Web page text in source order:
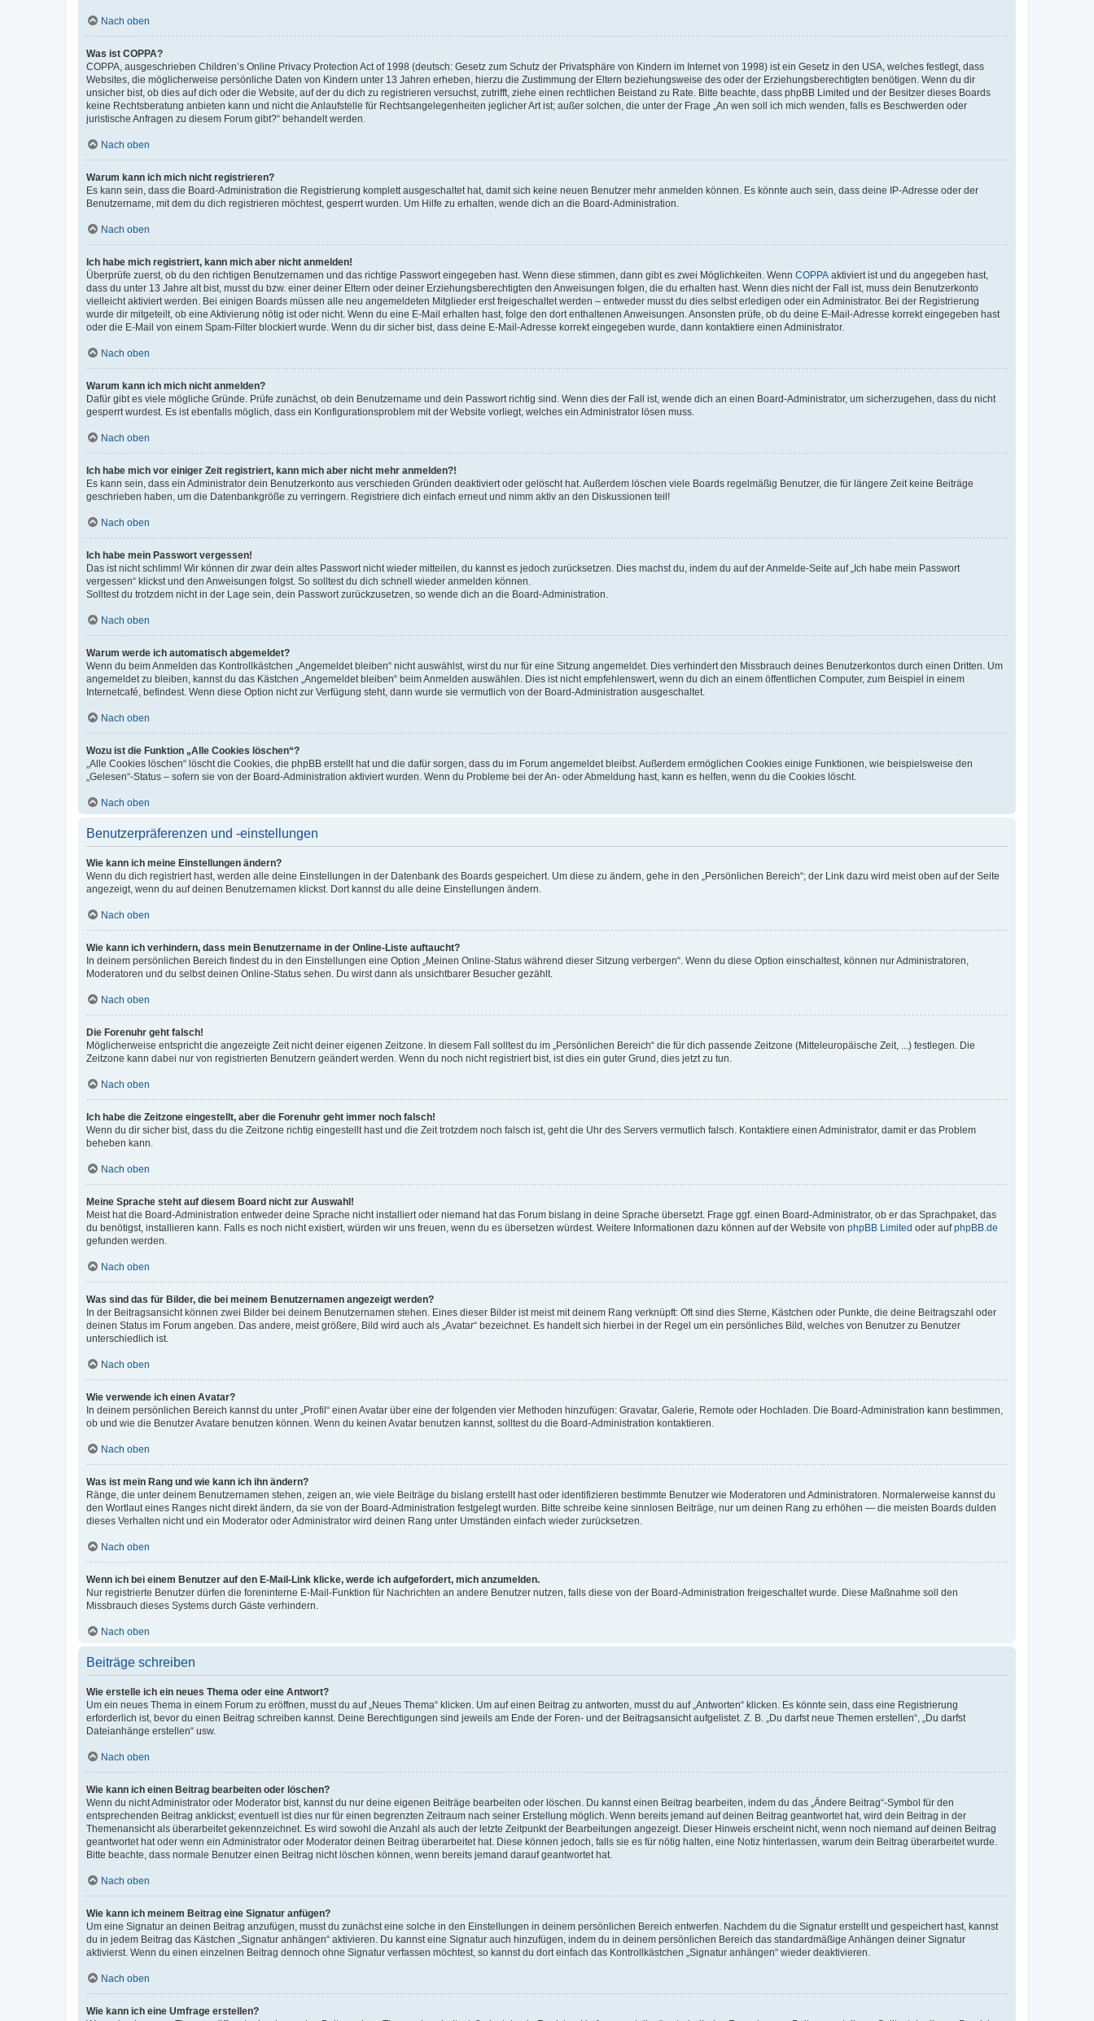
Nach oben
Was ist COPPA?
COPPA, ausgeschrieben Children’s Online Privacy Protection Act of 1998 (deutsch: Gesetz zum Schutz der Privatsphäre von Kindern im Internet von 1998) ist ein Gesetz in den USA, welches festlegt, dass
Websites, die möglicherweise persönliche Daten von Kindern unter 13 Jahren erheben, hierzu die Zustimmung der Eltern beziehungsweise des oder der Erziehungsberechtigten benötigen. Wenn du dir
unsicher bist, ob dies auf dich oder die Website, auf der du dich zu registrieren versuchst, zutrifft, ziehe einen rechtlichen Beistand zu Rate. Bitte beachte, dass phpBB Limited und der Besitzer dieses Boards
keine Rechtsberatung anbieten kann und nicht die Anlaufstelle für Rechtsangelegenheiten jeglicher Art ist; außer solchen, die unter der Frage „An wen soll ich mich wenden, falls es Beschwerden oder
juristische Anfragen zu diesem Forum gibt?“ behandelt werden.
Nach oben
Warum kann ich mich nicht registrieren?
Es kann sein, dass die Board-Administration die Registrierung komplett ausgeschaltet hat, damit sich keine neuen Benutzer mehr anmelden können. Es könnte auch sein, dass deine IP-Adresse oder der
Benutzername, mit dem du dich registrieren möchtest, gesperrt wurden. Um Hilfe zu erhalten, wende dich an die Board-Administration.
Nach oben
Ich habe mich registriert, kann mich aber nicht anmelden!
Überprüfe zuerst, ob du den richtigen Benutzernamen und das richtige Passwort eingegeben hast. Wenn diese stimmen, dann gibt es zwei Möglichkeiten. Wenn COPPA aktiviert ist und du angegeben hast,
dass du unter 13 Jahre alt bist, musst du bzw. einer deiner Eltern oder deiner Erziehungsberechtigten den Anweisungen folgen, die du erhalten hast. Wenn dies nicht der Fall ist, muss dein Benutzerkonto
vielleicht aktiviert werden. Bei einigen Boards müssen alle neu angemeldeten Mitglieder erst freigeschaltet werden – entweder musst du dies selbst erledigen oder ein Administrator. Bei der Registrierung
wurde dir mitgeteilt, ob eine Aktivierung nötig ist oder nicht. Wenn du eine E-Mail erhalten hast, folge den dort enthaltenen Anweisungen. Ansonsten prüfe, ob du deine E-Mail-Adresse korrekt eingegeben hast
oder die E-Mail von einem Spam-Filter blockiert wurde. Wenn du dir sicher bist, dass deine E-Mail-Adresse korrekt eingegeben wurde, dann kontaktiere einen Administrator.
Nach oben
Warum kann ich mich nicht anmelden?
Dafür gibt es viele mögliche Gründe. Prüfe zunächst, ob dein Benutzername und dein Passwort richtig sind. Wenn dies der Fall ist, wende dich an einen Board-Administrator, um sicherzugehen, dass du nicht
gesperrt wurdest. Es ist ebenfalls möglich, dass ein Konfigurationsproblem mit der Website vorliegt, welches ein Administrator lösen muss.
Nach oben
Ich habe mich vor einiger Zeit registriert, kann mich aber nicht mehr anmelden?!
Es kann sein, dass ein Administrator dein Benutzerkonto aus verschieden Gründen deaktiviert oder gelöscht hat. Außerdem löschen viele Boards regelmäßig Benutzer, die für längere Zeit keine Beiträge
geschrieben haben, um die Datenbankgröße zu verringern. Registriere dich einfach erneut und nimm aktiv an den Diskussionen teil!
Nach oben
Ich habe mein Passwort vergessen!
Das ist nicht schlimm! Wir können dir zwar dein altes Passwort nicht wieder mitteilen, du kannst es jedoch zurücksetzen. Dies machst du, indem du auf der Anmelde-Seite auf „Ich habe mein Passwort
vergessen“ klickst und den Anweisungen folgst. So solltest du dich schnell wieder anmelden können.
Solltest du trotzdem nicht in der Lage sein, dein Passwort zurückzusetzen, so wende dich an die Board-Administration.
Nach oben
Warum werde ich automatisch abgemeldet?
Wenn du beim Anmelden das Kontrollkästchen „Angemeldet bleiben“ nicht auswählst, wirst du nur für eine Sitzung angemeldet. Dies verhindert den Missbrauch deines Benutzerkontos durch einen Dritten. Um
angemeldet zu bleiben, kannst du das Kästchen „Angemeldet bleiben“ beim Anmelden auswählen. Dies ist nicht empfehlenswert, wenn du dich an einem öffentlichen Computer, zum Beispiel in einem
Internetcafé, befindest. Wenn diese Option nicht zur Verfügung steht, dann wurde sie vermutlich von der Board-Administration ausgeschaltet.
Nach oben
Wozu ist die Funktion „Alle Cookies löschen“?
„Alle Cookies löschen“ löscht die Cookies, die phpBB erstellt hat und die dafür sorgen, dass du im Forum angemeldet bleibst. Außerdem ermöglichen Cookies einige Funktionen, wie beispielsweise den
„Gelesen“-Status – sofern sie von der Board-Administration aktiviert wurden. Wenn du Probleme bei der An- oder Abmeldung hast, kann es helfen, wenn du die Cookies löscht.
Nach oben
Benutzerpräferenzen und -einstellungen
Wie kann ich meine Einstellungen ändern?
Wenn du dich registriert hast, werden alle deine Einstellungen in der Datenbank des Boards gespeichert. Um diese zu ändern, gehe in den „Persönlichen Bereich“; der Link dazu wird meist oben auf der Seite
angezeigt, wenn du auf deinen Benutzernamen klickst. Dort kannst du alle deine Einstellungen ändern.
Nach oben
Wie kann ich verhindern, dass mein Benutzername in der Online-Liste auftaucht?
In deinem persönlichen Bereich findest du in den Einstellungen eine Option „Meinen Online-Status während dieser Sitzung verbergen“. Wenn du diese Option einschaltest, können nur Administratoren,
Moderatoren und du selbst deinen Online-Status sehen. Du wirst dann als unsichtbarer Besucher gezählt.
Nach oben
Die Forenuhr geht falsch!
Möglicherweise entspricht die angezeigte Zeit nicht deiner eigenen Zeitzone. In diesem Fall solltest du im „Persönlichen Bereich“ die für dich passende Zeitzone (Mitteleuropäische Zeit, ...) festlegen. Die
Zeitzone kann dabei nur von registrierten Benutzern geändert werden. Wenn du noch nicht registriert bist, ist dies ein guter Grund, dies jetzt zu tun.
Nach oben
Ich habe die Zeitzone eingestellt, aber die Forenuhr geht immer noch falsch!
Wenn du dir sicher bist, dass du die Zeitzone richtig eingestellt hast und die Zeit trotzdem noch falsch ist, geht die Uhr des Servers vermutlich falsch. Kontaktiere einen Administrator, damit er das Problem
beheben kann.
Nach oben
Meine Sprache steht auf diesem Board nicht zur Auswahl!
Meist hat die Board-Administration entweder deine Sprache nicht installiert oder niemand hat das Forum bislang in deine Sprache übersetzt. Frage ggf. einen Board-Administrator, ob er das Sprachpaket, das
du benötigst, installieren kann. Falls es noch nicht existiert, würden wir uns freuen, wenn du es übersetzen würdest. Weitere Informationen dazu können auf der Website von phpBB Limited oder aufphpBB.de
gefunden werden.
Nach oben
Was sind das für Bilder, die bei meinem Benutzernamen angezeigt werden?
In der Beitragsansicht können zwei Bilder bei deinem Benutzernamen stehen. Eines dieser Bilder ist meist mit deinem Rang verknüpft: Oft sind dies Sterne, Kästchen oder Punkte, die deine Beitragszahl oder
deinen Status im Forum angeben. Das andere, meist größere, Bild wird auch als „Avatar“ bezeichnet. Es handelt sich hierbei in der Regel um ein persönliches Bild, welches von Benutzer zu Benutzer
unterschiedlich ist.
Nach oben
Wie verwende ich einen Avatar?
In deinem persönlichen Bereich kannst du unter „Profil“ einen Avatar über eine der folgenden vier Methoden hinzufügen: Gravatar, Galerie, Remote oder Hochladen. Die Board-Administration kann bestimmen,
ob und wie die Benutzer Avatare benutzen können. Wenn du keinen Avatar benutzen kannst, solltest du die Board-Administration kontaktieren.
Nach oben
Was ist mein Rang und wie kann ich ihn ändern?
Ränge, die unter deinem Benutzernamen stehen, zeigen an, wie viele Beiträge du bislang erstellt hast oder identifizieren bestimmte Benutzer wie Moderatoren und Administratoren. Normalerweise kannst du
den Wortlaut eines Ranges nicht direkt ändern, da sie von der Board-Administration festgelegt wurden. Bitte schreibe keine sinnlosen Beiträge, nur um deinen Rang zu erhöhen — die meisten Boards dulden
dieses Verhalten nicht und ein Moderator oder Administrator wird deinen Rang unter Umständen einfach wieder zurücksetzen.
Nach oben
Wenn ich bei einem Benutzer auf den E-Mail-Link klicke, werde ich aufgefordert, mich anzumelden.
Nur registrierte Benutzer dürfen die foreninterne E-Mail-Funktion für Nachrichten an andere Benutzer nutzen, falls diese von der Board-Administration freigeschaltet wurde. Diese Maßnahme soll den
Missbrauch dieses Systems durch Gäste verhindern.
Nach oben
Beiträge schreiben
Wie erstelle ich ein neues Thema oder eine Antwort?
Um ein neues Thema in einem Forum zu eröffnen, musst du auf „Neues Thema“ klicken. Um auf einen Beitrag zu antworten, musst du auf „Antworten“ klicken. Es könnte sein, dass eine Registrierung
erforderlich ist, bevor du einen Beitrag schreiben kannst. Deine Berechtigungen sind jeweils am Ende der Foren- und der Beitragsansicht aufgelistet. Z. B. „Du darfst neue Themen erstellen“, „Du darfst
Dateianhänge erstellen“ usw.
Nach oben
Wie kann ich einen Beitrag bearbeiten oder löschen?
Wenn du nicht Administrator oder Moderator bist, kannst du nur deine eigenen Beiträge bearbeiten oder löschen. Du kannst einen Beitrag bearbeiten, indem du das „Ändere Beitrag“-Symbol für den
entsprechenden Beitrag anklickst; eventuell ist dies nur für einen begrenzten Zeitraum nach seiner Erstellung möglich. Wenn bereits jemand auf deinen Beitrag geantwortet hat, wird dein Beitrag in der
Themenansicht als überarbeitet gekennzeichnet. Es wird sowohl die Anzahl als auch der letzte Zeitpunkt der Bearbeitungen angezeigt. Dieser Hinweis erscheint nicht, wenn noch niemand auf deinen Beitrag
geantwortet hat oder wenn ein Administrator oder Moderator deinen Beitrag überarbeitet hat. Diese können jedoch, falls sie es für nötig halten, eine Notiz hinterlassen, warum dein Beitrag überarbeitet wurde.
Bitte beachte, dass normale Benutzer einen Beitrag nicht löschen können, wenn bereits jemand darauf geantwortet hat.
Nach oben
Wie kann ich meinem Beitrag eine Signatur anfügen?
Um eine Signatur an deinen Beitrag anzufügen, musst du zunächst eine solche in den Einstellungen in deinem persönlichen Bereich entwerfen. Nachdem du die Signatur erstellt und gespeichert hast, kannst
du in jedem Beitrag das Kästchen „Signatur anhängen“ aktivieren. Du kannst eine Signatur auch hinzufügen, indem du in deinem persönlichen Bereich das standardmäßige Anhängen deiner Signatur
aktivierst. Wenn du einen einzelnen Beitrag dennoch ohne Signatur verfassen möchtest, so kannst du dort einfach das Kontrollkästchen „Signatur anhängen“ wieder deaktivieren.
Nach oben
Wie kann ich eine Umfrage erstellen?